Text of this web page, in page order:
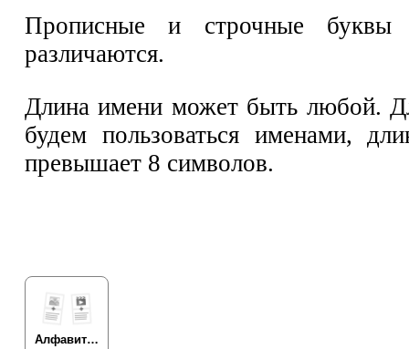
Прописные и строчные
различаются.
Длина имени может быть любой.
будем пользоваться именами,
превышает 8 символов.